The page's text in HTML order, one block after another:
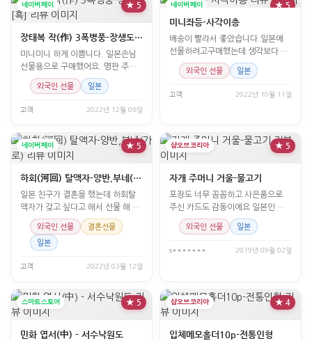
네이버페이 ★ 5
장태복 작(作) 3폭병풍-장생도[흑]
미니미니 하게 이쁨니다. 일본손님
선물용으로 구매했어요. 명판 주문
했는데... 아직 도착 전이긴 합니다.
외국인 선물 일본
고객 2022년 12월 06일
네이버페이 ★ 5
미니좌등-사각이층
배송이 빨라서 좋았습니다.일본에
선물하려고구매했는데 생각보다 괜
찮네요~
외국인 선물 일본
고객 2022년 10월 11일
네이버페이 ★ 5
하회(河回) 탈액자-양반,부네(가로)
일본 친구가 결혼을 했는데 하회탈
액자가 갖고 싶다고 해서 선물 해 줬
어요. 마음에 든대요^^
외국인 선물 결혼선물
일본
고객 2022년 03월 12일
샵오브코리아 ★ 5
자개 주머니 거울-물고기
포장도 너무 꼼꼼하고 사은품으로
주신 카드도 감동이에요 일본인 친
구가 와서 선물로 샀는데
외국인 선물 일본
s******* 2019년 09월 02일
스마트스토어 ★ 5
민화 엽서(中) - 서수낙원도
샵오브코리아 ★ 4
입체메모홀더10p-전통인형